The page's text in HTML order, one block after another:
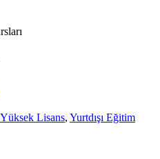
Yüksek Lisans, Yurtdışı Eğitim